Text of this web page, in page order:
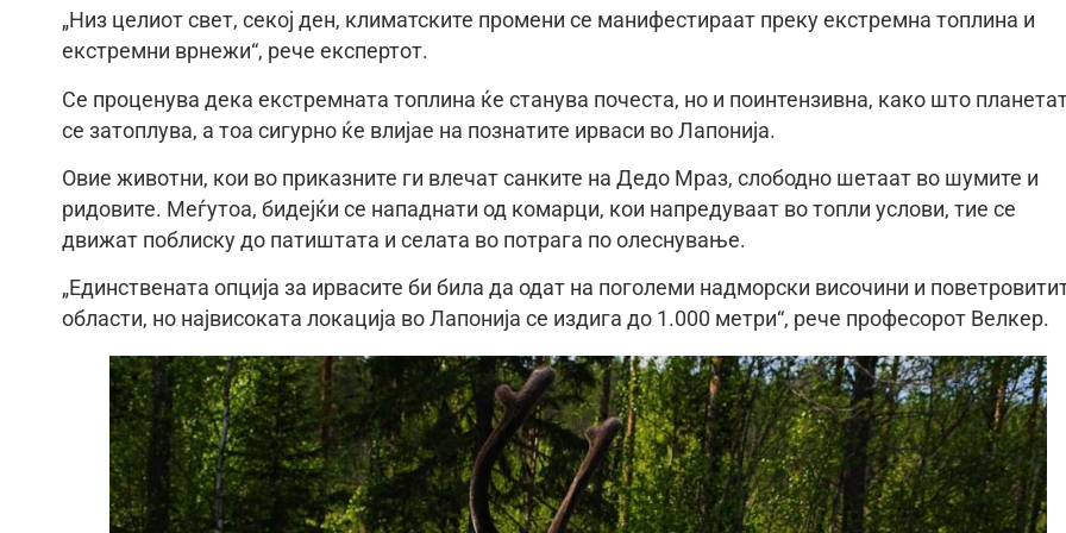
„Низ целиот свет, секој ден, климатските промени се манифестираат преку екстремна топлина и
екстремни врнежи“, рече експертот.
Се проценува дека екстремната топлина ќе станува почеста, но и поинтензивна, како што
се затоплува, а тоа сигурно ќе влијае на познатите ирваси во Лапонија.
Овие животни, кои во приказните ги влечат санките на Дедо Мраз, слободно шетаат во шумите и
ридовите. Меѓутоа, бидејќи се нападнати од комарци, кои напредуваат во топли услови, тие се
движат поблиску до патиштата и селата во потрага по олеснување.
„Единствената опција за ирвасите би била да одат на поголеми надморски височини и
области, но највисоката локација во Лапонија се издига до 1.000 метри“, рече професорот Велкер.